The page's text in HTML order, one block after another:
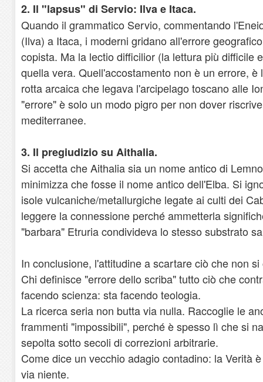
2. Il "lapsus" di Servio: Ilva e Itaca.
Quando il grammatico Servio, commentando
(Ilva) a Itaca, i moderni gridano all'errore
copista. Ma la lectio difficilior (la lettura più difficile
quella vera. Quell'accostamento non è un errore,
rotta arcaica che legava l'arcipelago toscano alle
"errore" è solo un modo pigro per non dover
mediterranee.
3. Il pregiudizio su Aithalia.
Si accetta che Aithalia sia un nome antico di
minimizza che fosse il nome antico dell'Elba. Si
isole vulcaniche/metallurgiche legate ai culti dei
leggere la connessione perché ammetterla
"barbara" Etruria condivideva lo stesso substrato
In conclusione, l'attitudine a scartare ciò che non
Chi definisce "errore dello scriba" tutto ciò che
facendo scienza: sta facendo teologia.
La ricerca seria non butta via nulla. Raccoglie le
frammenti "impossibili", perché è spesso lì che si
sepolta sotto secoli di correzioni arbitrarie.
Come dice un vecchio adagio contadino: la Verità
via niente.